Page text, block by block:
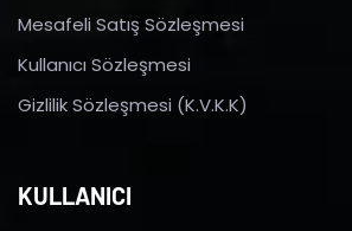
Mesafeli Satış Sözleşmesi
Kullanıcı Sözleşmesi
Gizlilik Sözleşmesi (K.V.K.K)
KULLANICI